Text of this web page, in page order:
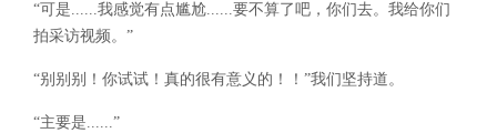
“可是......我感觉有点尴尬......要不算了吧，你们去。我给你们
拍采访视频。”
“别别别！你试试！真的很有意义的！！”我们坚持道。
“主要是......”